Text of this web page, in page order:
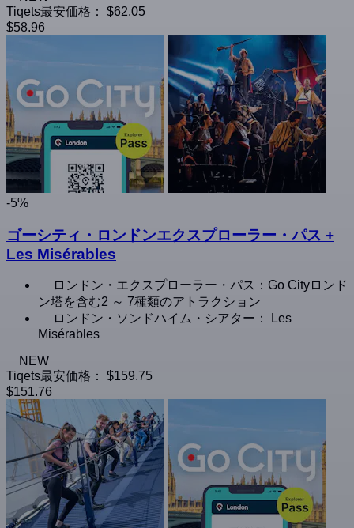
Tiqets最安価格：
$62.05
$58.96
-5%
ゴーシティ・ロンドンエクスプローラー・パス +
Les Misérables
ロンドン・エクスプローラー・パス：Go Cityロンド
ン塔を含む2 ～ 7種類のアトラクション
ロンドン・ソンドハイム・シアター： Les
Misérables
NEW
Tiqets最安価格：
$159.75
$151.76